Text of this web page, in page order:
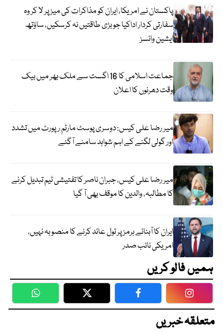
پاکستان نے امریکا، ایران کو مذاکرات کی میز پر لا کر وہ
سفارتی کردار اداکیا جو بڑی طاقتیں نہ کرسکیں، ساؤتھ
ایشین وائسز
جماعت اسلامی کا 16 اگست سے ملک بھر میں بیک
وقت دھرنوں کا اعلان
میر رضا علی کیس: دوسری پوسٹ مارٹم رپورٹ میں تشدد
اور گولی لگنے کے اہم شواہد سامنے آگئے
میر رضا علی کیس، جبران ناصر کا تفتیشی ٹیم تبدیل کرنے
کا مطالبہ، والدین کا موقف بھی آ گیا
ایران کا آبنائے ہرمز پر ٹول عائد کرنے کا منصوبہ نہیں،
امریکی نائب صدر
ہمیں فالو کریں
WhatsApp Twitter Facebook
متعلقہ خبریں